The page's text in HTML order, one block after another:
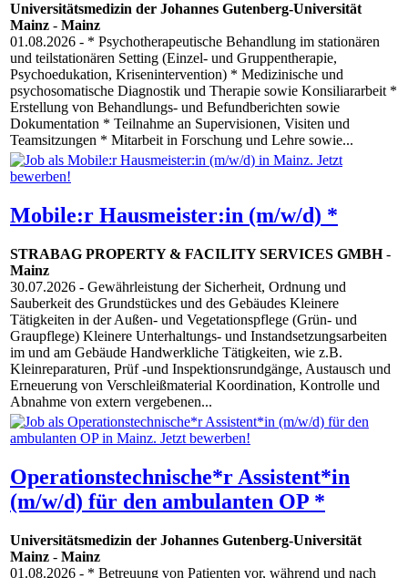
Universitätsmedizin der Johannes Gutenberg-Universität
Mainz - Mainz
01.08.2026 - * Psychotherapeutische Behandlung im stationären
und teilstationären Setting (Einzel- und Gruppentherapie,
Psychoedukation, Krisenintervention) * Medizinische und
psychosomatische Diagnostik und Therapie sowie Konsiliararbeit *
Erstellung von Behandlungs- und Befundberichten sowie
Dokumentation * Teilnahme an Supervisionen, Visiten und
Teamsitzungen * Mitarbeit in Forschung und Lehre sowie...
Mobile:r Hausmeister:in (m/w/d) *
STRABAG PROPERTY & FACILITY SERVICES GMBH-
Mainz
30.07.2026 - Gewährleistung der Sicherheit, Ordnung und
Sauberkeit des Grundstückes und des Gebäudes Kleinere
Tätigkeiten in der Außen- und Vegetationspflege (Grün- und
Graupflege) Kleinere Unterhaltungs- und Instandsetzungsarbeiten
im und am Gebäude Handwerkliche Tätigkeiten, wie z.B.
Kleinreparaturen, Prüf -und Inspektionsrundgänge, Austausch und
Erneuerung von Verschleißmaterial Koordination, Kontrolle und
Abnahme von extern vergebenen...
Operationstechnische*r Assistent*in
(m/w/d) für den ambulanten OP *
Universitätsmedizin der Johannes Gutenberg-Universität
Mainz - Mainz
01.08.2026 - * Betreuung von Patienten vor, während und nach